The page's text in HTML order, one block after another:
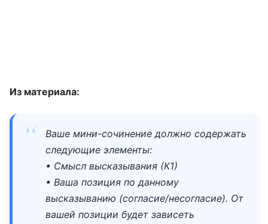
Из материала:
Ваше мини-сочинение должно содержать
следующие элементы:
• Смысл высказывания (К1)
• Ваша позиция по данному
высказыванию (согласие/несогласие). От
вашей позиции будет зависеть